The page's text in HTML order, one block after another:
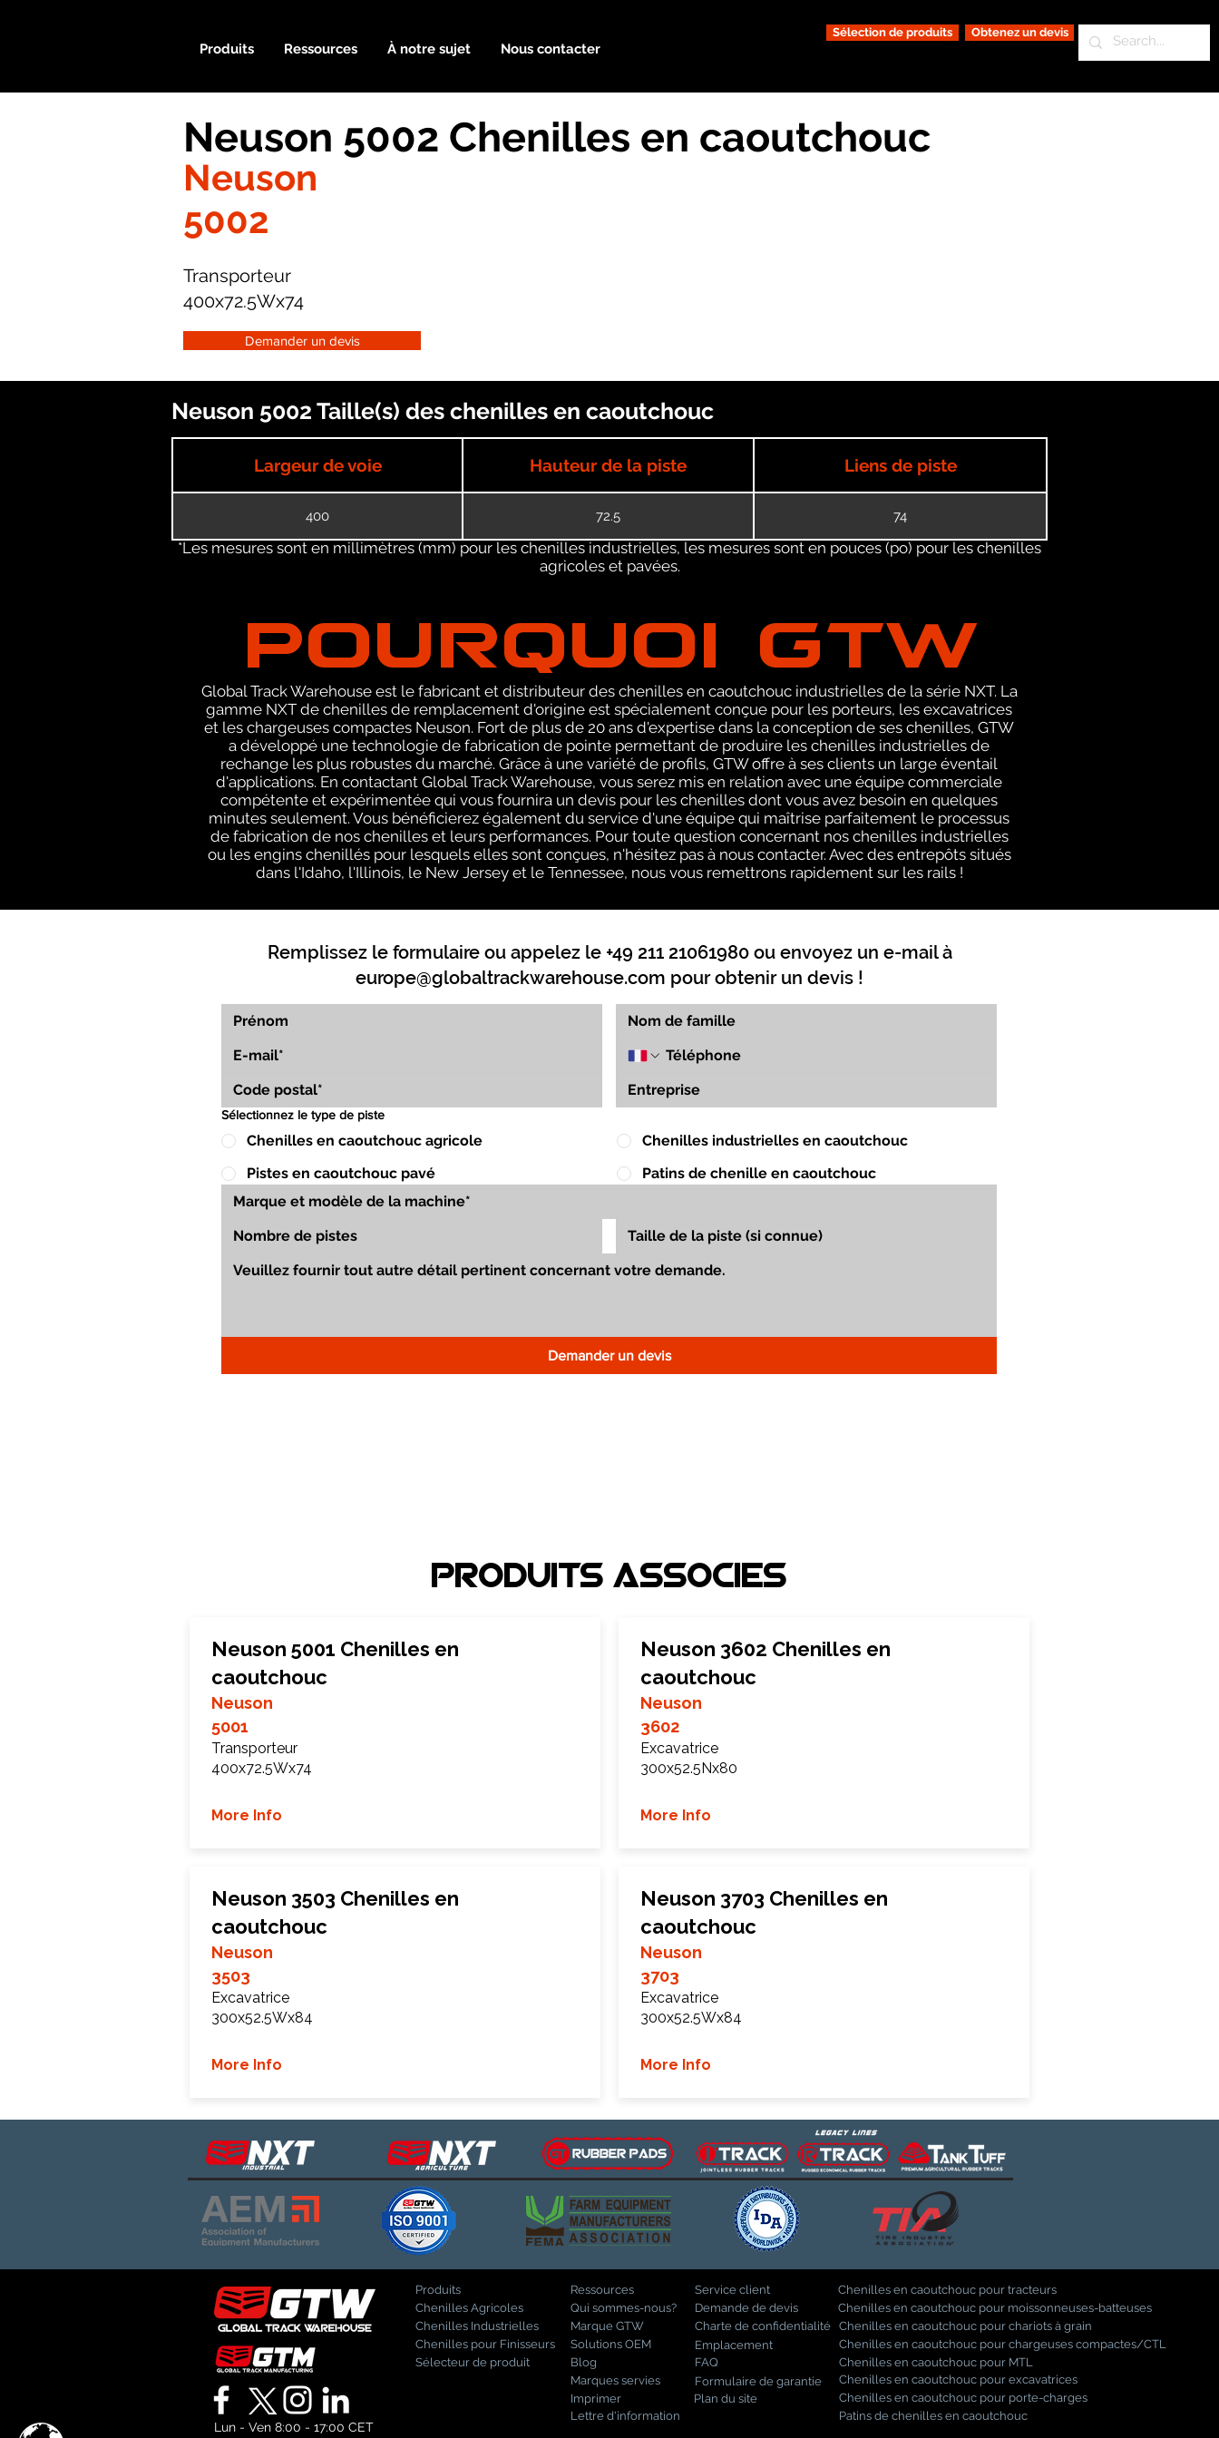
Produits Ressources À notre sujet Nous contacter
Sélection de produits Obtenez un devis
Neuson 5002 Chenilles en caoutchouc
Neuson
5002
Transporteur
400x72.5Wx74
Demander un devis
Neuson 5002 Taille(s) des chenilles en caoutchouc
Largeur de voie Hauteur de la piste Liens de piste
400 72.5 74
*Les mesures sont en millimètres (mm) pour les chenilles industrielles, les mesures sont en pouces (po) pour les chenilles
agricoles et pavées.
POURQUOI GTW
Global Track Warehouse est le fabricant et distributeur des chenilles en caoutchouc industrielles de la série NXT. La
gamme NXT de chenilles de remplacement d'origine est spécialement conçue pour les porteurs, les excavatrices
et les chargeuses compactes Neuson. Fort de plus de 20 ans d'expertise dans la conception de ses chenilles, GTW
a développé une technologie de fabrication de pointe permettant de produire les chenilles industrielles de
rechange les plus robustes du marché. Grâce à une variété de profils, GTW offre à ses clients un large éventail
d'applications. En contactant Global Track Warehouse, vous serez mis en relation avec une équipe commerciale
compétente et expérimentée qui vous fournira un devis pour les chenilles dont vous avez besoin en quelques
minutes seulement. Vous bénéficierez également du service d'une équipe qui maîtrise parfaitement le processus
de fabrication de nos chenilles et leurs performances. Pour toute question concernant nos chenilles industrielles
ou les engins chenillés pour lesquels elles sont conçues, n'hésitez pas à nous contacter. Avec des entrepôts situés
dans l'Idaho, l'Illinois, le New Jersey et le Tennessee, nous vous remettrons rapidement sur les rails !
Remplissez le formulaire ou appelez le +49 211 21061980 ou envoyez un e-mail à
europe@globaltrackwarehouse.com pour obtenir un devis !
Sélectionnez le type de piste
Chenilles en caoutchouc agricole
Chenilles industrielles en caoutchouc
Pistes en caoutchouc pavé
Patins de chenille en caoutchouc
Demander un devis
Produits associEs
Neuson 5001 Chenilles en
caoutchouc
Neuson
5001
Transporteur
400x72.5Wx74
More Info
Neuson 3503 Chenilles en
caoutchouc
Neuson
3503
Excavatrice
300x52.5Wx84
More Info
Neuson 3602 Chenilles en
caoutchouc
Neuson
3602
Excavatrice
300x52.5Nx80
More Info
Neuson 3703 Chenilles en
caoutchouc
Neuson
3703
Excavatrice
300x52.5Wx84
More Info
Lun - Ven 8:00 - 17:00 CET
Produits
Chenilles Agricoles
Chenilles Industrielles
Chenilles pour Finisseurs
Sélecteur de produit
Service client
Ressources
Qui sommes-nous?
Marque GTW
Solutions OEM
Blog
Marques servies
Imprimer
Lettre d'information
Demande de devis
Charte de confidentialité
Emplacement
FAQ
Formulaire de garantie
Plan du site
Chenilles en caoutchouc pour tracteurs
Chenilles en caoutchouc pour moissonneuses-batteuses
Chenilles en caoutchouc pour chariots à grain
Chenilles en caoutchouc pour chargeuses compactes/CTL
Chenilles en caoutchouc pour MTL
Chenilles en caoutchouc pour excavatrices
Chenilles en caoutchouc pour porte-charges
Patins de chenilles en caoutchouc